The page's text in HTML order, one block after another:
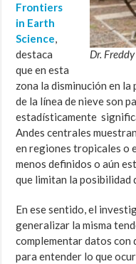
Dr.
Frontiers
in Earth
Science,
destaca
que en esta
zona la disminución en
de la línea de nieve son
estadísticamente
Andes centrales
en regiones tropicales o
menos definidos o aún
que limitan la
En ese sentido, el
generalizar la misma
complementar datos
para entender lo que